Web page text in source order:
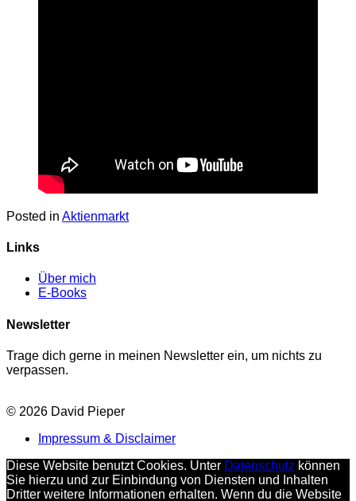
Posted in Aktienmarkt
Links
Über mich
E-Books
Newsletter
Trage dich gerne in meinen Newsletter ein, um nichts zu
verpassen.
© 2026 David Pieper
Impressum & Disclaimer
Diese Website benutzt Cookies. Unter Datenschutz können
Sie hierzu und zur Einbindung von Diensten und Inhalten
Dritter weitere Informationen erhalten. Wenn du die Website